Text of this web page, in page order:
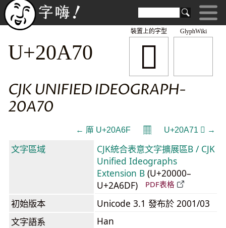
GlyphWiki
𠩰
裝置上的字型
U+20A70
CJK UNIFIED IDEOGRAPH-
20A70
← 𠩯 U+20A6F 𝄜 U+20A71 𠩱 →
文字區域
CJK統合表意文字擴展區B / CJK
Unified Ideographs
Extension B (U+20000–
U+2A6DF)
PDF表格
初始版本
Unicode 3.1 發布於 2001/03
文字語系
Han